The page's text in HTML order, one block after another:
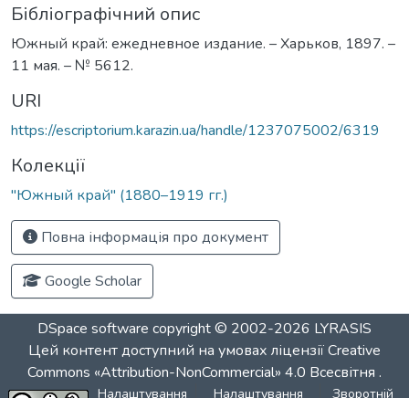
Бібліографічний опис
Южный край: ежедневное издание. – Харьков, 1897. –
11 мая. – № 5612.
URI
https://escriptorium.karazin.ua/handle/1237075002/6319
Колекції
"Южный край" (1880–1919 гг.)
Повна інформація про документ
Google Scholar
DSpace software copyright © 2002-2026 LYRASIS
Цей контент доступний на умовах ліцензіїCreative
Commons «Attribution-NonCommercial» 4.0 Всесвітня .
Налаштування Налаштування Зворотній